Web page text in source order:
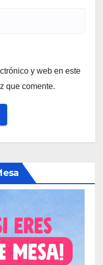
y web en este
que comente.